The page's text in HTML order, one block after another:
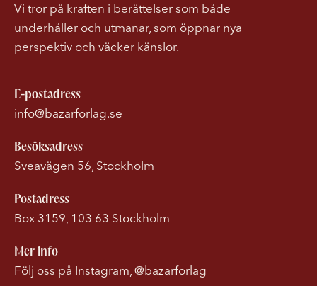
Vi tror på kraften i berättelser som både
underhåller och utmanar, som öppnar nya
perspektiv och väcker känslor.
E-postadress
info@bazarforlag.se
Besöksadress
Sveavägen 56, Stockholm
Postadress
Box 3159, 103 63 Stockholm
Mer info
Följ oss på Instagram, @bazarforlag